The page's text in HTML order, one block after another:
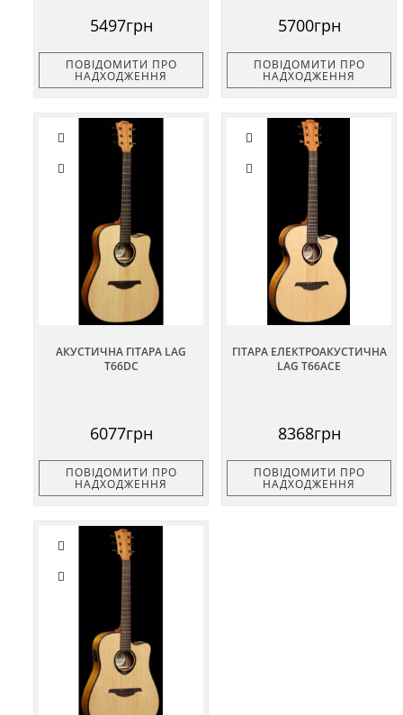
5497грн
ПОВІДОМИТИ ПРО
НАДХОДЖЕННЯ
5700грн
ПОВІДОМИТИ ПРО
НАДХОДЖЕННЯ
АКУСТИЧНА ГІТАРА LAG
T66DC
6077грн
ПОВІДОМИТИ ПРО
НАДХОДЖЕННЯ
ГІТАРА ЕЛЕКТРОАКУСТИЧНА
LAG T66ACE
8368грн
ПОВІДОМИТИ ПРО
НАДХОДЖЕННЯ